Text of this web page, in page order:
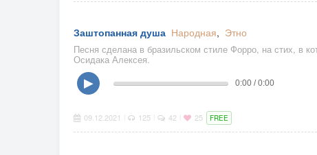
Заштопанная душа Народная, Этно
Песня сделана в бразильском стиле Форро, на стих, в
Осидака Алексея.
▶ 0:00 / 0:00
09.12.2021 125 42 25 FREE